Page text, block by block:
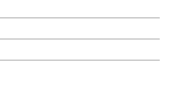
登録
わせ
客様の声